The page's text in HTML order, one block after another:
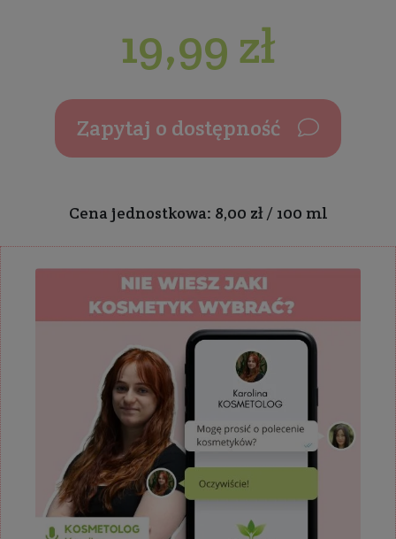
19,99 zł
Zapytaj o dostępność
Cena jednostkowa: 8,00 zł / 100 ml